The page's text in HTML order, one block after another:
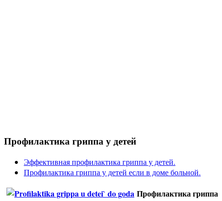
Профилактика гриппа у детей
Эффективная профилактика гриппа у детей.
Профилактика гриппа у детей если в доме больной.
Профилактика гриппа